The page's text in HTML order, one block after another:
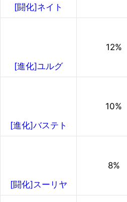
[闘化]ネイト
[進化]ユルグ
12%
[進化]バステト
10%
[闘化]スーリヤ
8%